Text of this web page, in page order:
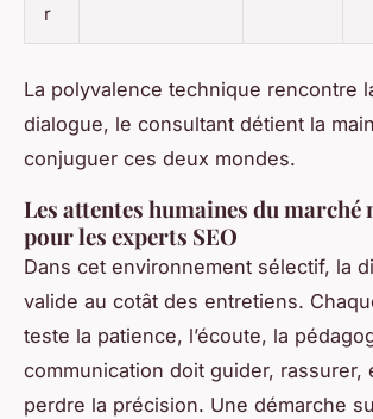
r
La polyvalence technique rencontre
dialogue, le consultant détient la
conjuguer ces deux mondes.
Les attentes humaines du marché
pour les experts SEO
Dans cet environnement sélectif, la
valide au cotât des entretiens.
teste la patience, l’écoute, la
communication doit guider, rassurer,
perdre la précision. Une démarche